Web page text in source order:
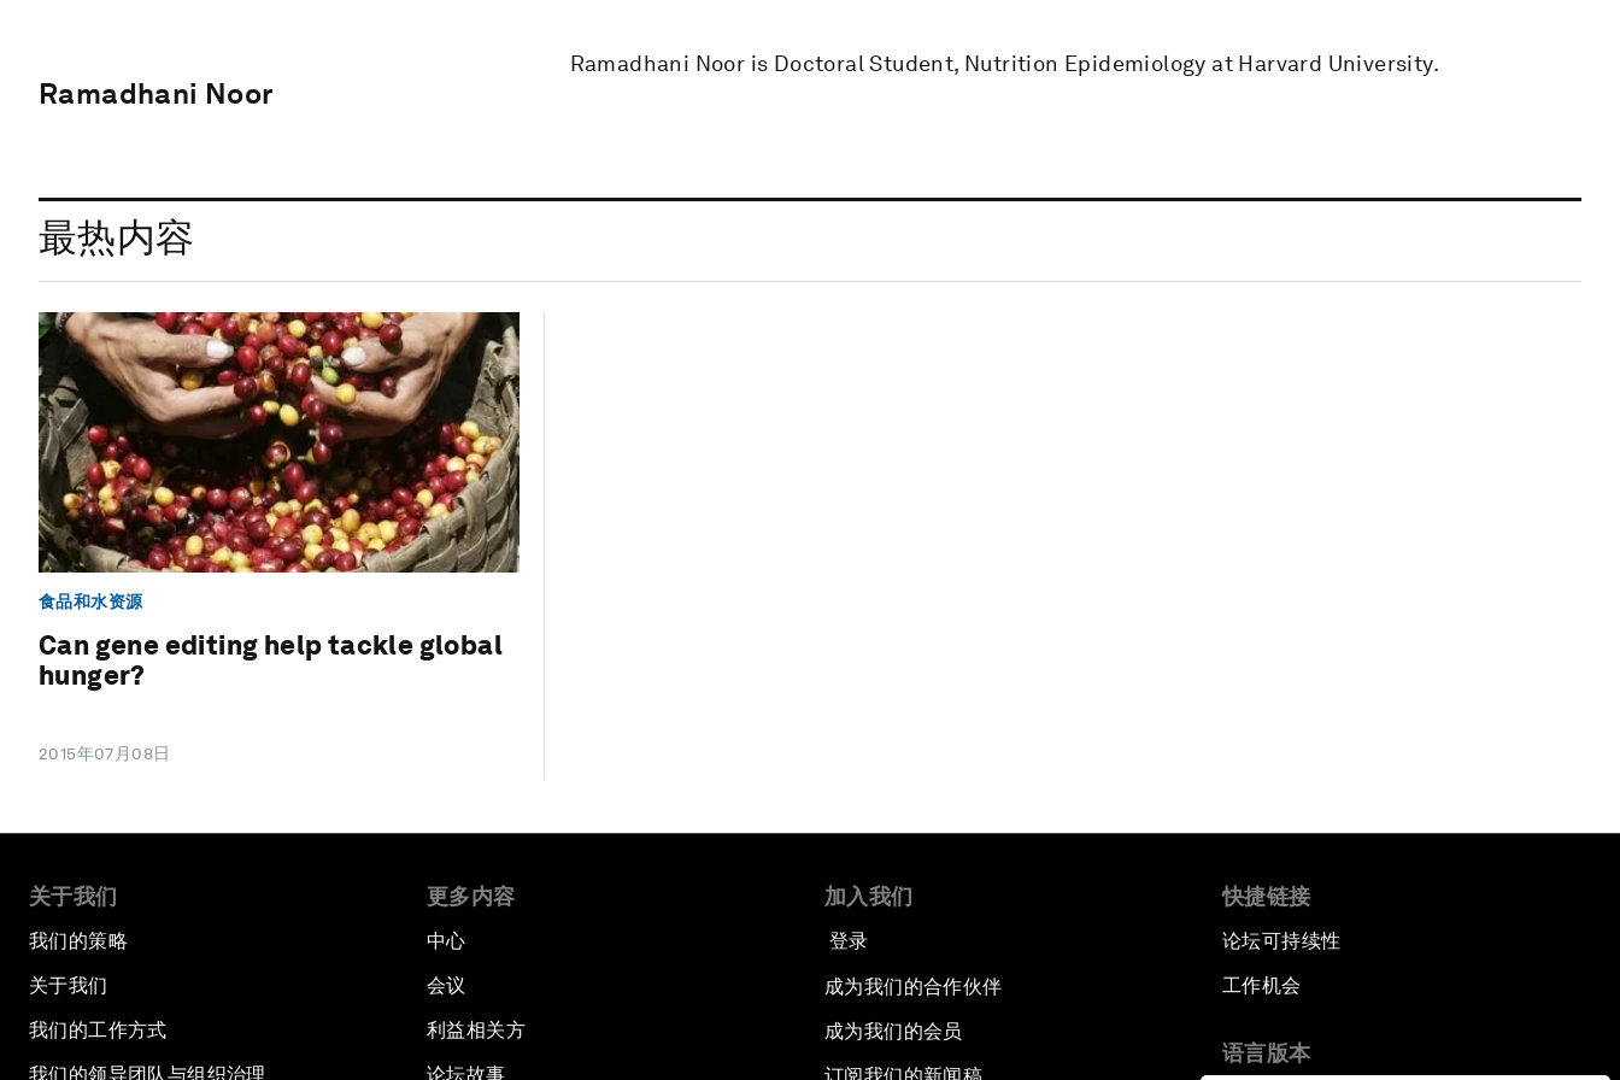
Ramadhani Noor
Ramadhani Noor is Doctoral Student, Nutrition Epidemiology at Harvard University.
最热内容
食品和水资源
Can gene editing help tackle global
hunger?
2015年07月08日
关于我们
我们的策略
关于我们
我们的工作方式
我们的领导团队与组织治理
更多内容
中心
会议
利益相关方
论坛故事
加入我们
登录
成为我们的合作伙伴
成为我们的会员
快捷链接
论坛可持续性
工作机会
语言版本